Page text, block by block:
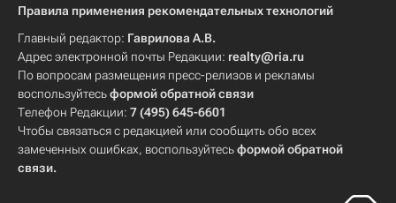
Правила применения рекомендательных технологий
Главный редактор: Гаврилова А.В.
Адрес электронной почты Редакции: realty@ria.ru
По вопросам размещения пресс-релизов и рекламы
воспользуйтесьформой обратной связи
Телефон Редакции: 7 (495) 645-6601
Чтобы связаться с редакцией или сообщить обо всех
замеченных ошибках, воспользуйтесьформой обратной
связи.